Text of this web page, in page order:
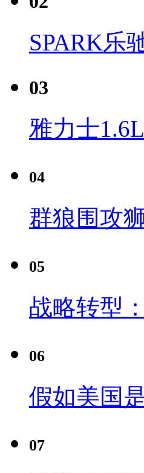
SPARK乐
03
雅力士
04
群狼围攻
05
战略转型
06
假如美国
07